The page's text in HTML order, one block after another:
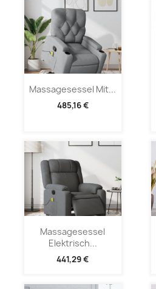
Massagesessel Mit...
485,16 €
Massagesessel
Elektrisch...
441,29 €